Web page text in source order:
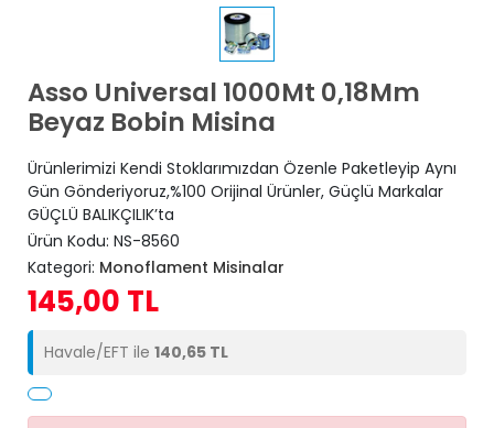
Asso Universal 1000Mt 0,18Mm
Beyaz Bobin Misina
Ürünlerimizi Kendi Stoklarımızdan Özenle Paketleyip Aynı
Gün Gönderiyoruz,%100 Orijinal Ürünler, Güçlü Markalar
GÜÇLÜ BALIKÇILIK’ta
Ürün Kodu: NS-8560
Kategori: Monoflament Misinalar
145,00 TL
Havale/EFT ile 140,65 TL